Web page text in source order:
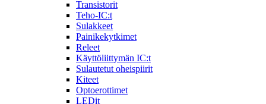
Transistorit
Teho-IC:t
Sulakkeet
Painikekytkimet
Releet
Käyttöliittymän IC:t
Sulautetut oheispiirit
Kiteet
Optoerottimet
LEDit